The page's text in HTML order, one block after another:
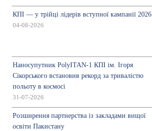
КПІ — у трійці лідерів вступної кампанії 2026
04-08-2026
Наносупутник PolyITAN-1 КПІ ім. Ігоря
Сікорського встановив рекорд за тривалістю
польоту в космосі
31-07-2026
Розширення партнерства із закладами вищої
освіти Пакистану